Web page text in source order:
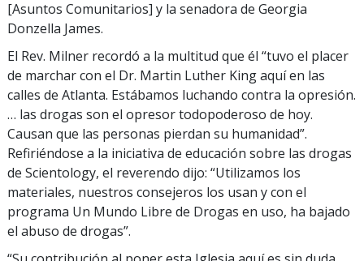
[Asuntos Comunitarios] y la senadora de Georgia
Donzella James.
El Rev. Milner recordó a la multitud que él “tuvo el placer
de marchar con el Dr. Martin Luther King aquí en las
calles de Atlanta. Estábamos luchando contra la opresión.
… las drogas son el opresor todopoderoso de hoy.
Causan que las personas pierdan su humanidad”.
Refiriéndose a la iniciativa de educación sobre las drogas
de Scientology, el reverendo dijo: “Utilizamos los
materiales, nuestros consejeros los usan y con el
programa Un Mundo Libre de Drogas en uso, ha bajado
el abuso de drogas”.